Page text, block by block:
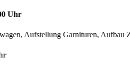
Uhr
Aufstellung Garnituren, Aufbau